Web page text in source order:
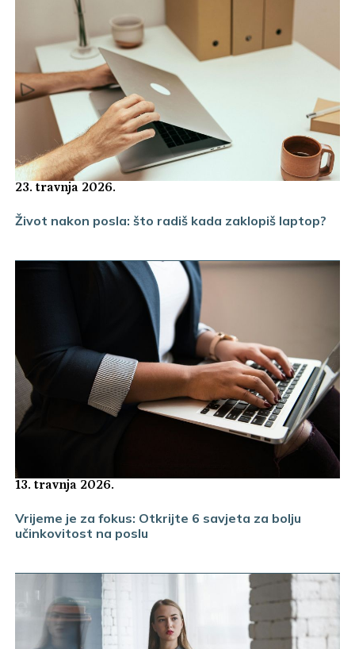
23. travnja 2026.
Život nakon posla: što radiš kada zaklopiš laptop?
13. travnja 2026.
Vrijeme je za fokus: Otkrijte 6 savjeta za bolju
učinkovitost na poslu